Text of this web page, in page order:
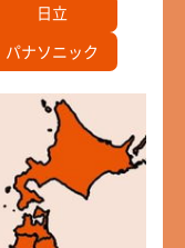
日立
パナソニック